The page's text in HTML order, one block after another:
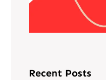
Recent Posts